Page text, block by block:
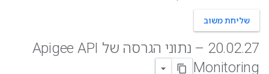
שליחת משוב
20.02.
27 – נתוני הגרסה של Apigee API
Monitoring